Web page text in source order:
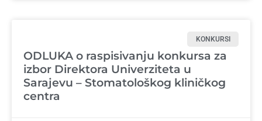
KONKURSI
ODLUKA o raspisivanju konkursa za
izbor Direktora Univerziteta u
Sarajevu – Stomatološkog kliničkog
centra